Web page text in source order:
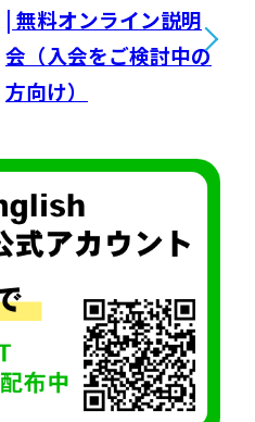
| 無料オンライン説明
会（入会をご検討中の
方向け）